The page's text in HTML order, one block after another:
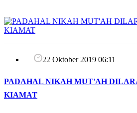
22 Oktober 2019 06:11
PADAHAL NIKAH MUT'AH
KIAMAT